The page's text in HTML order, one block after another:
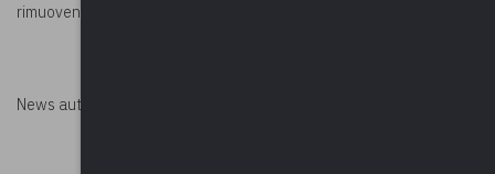
rimuovendo le cause di sospensione del pagamento.
News autorizzata da